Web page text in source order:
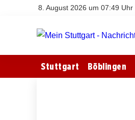
8. August 2026 um 07:49 Uhr
Stuttgart Böblingen